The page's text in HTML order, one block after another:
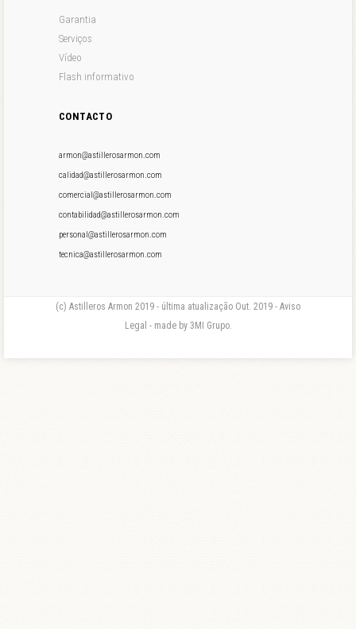
Garantia
Serviços
Vídeo
Flash informativo
CONTACTO
armon@astillerosarmon.com
calidad@astillerosarmon.com
comercial@astillerosarmon.com
contabilidad@astillerosarmon.com
personal@astillerosarmon.com
tecnica@astillerosarmon.com
(c) Astilleros Armon 2019 - última atualização Out. 2019 - Aviso
Legal - made by 3MI Grupo.